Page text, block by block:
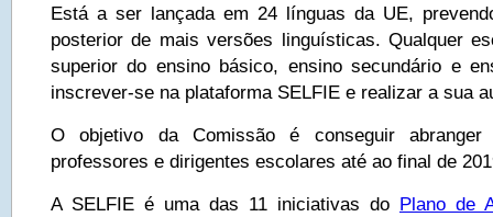
Está a ser lançada em 24 línguas da UE,
posterior de mais versões linguísticas. Qualquer
superior do ensino básico, ensino secundário e
inscrever-se na plataforma SELFIE e realizar a sua
O objetivo da Comissão é conseguir
professores e dirigentes escolares até ao final de
A SELFIE é uma das 11 iniciativas do Plano de